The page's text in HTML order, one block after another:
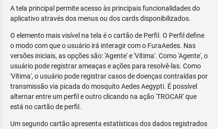
A tela principal permite acesso às principais funcionalidades do
aplicativo através dos menus ou dos cards disponibilizados.
O elemento mais visível na tela é o cartão de Perfil. O Perfil define
o modo com que o usuário irá interagir com o FuraAedes. Nas
versões iniciais, as opções são: 'Agente' e 'Vítima'. Como 'Agente', o
usuário pode registrar ameaças e ações para resolvê-las. Como
'Vítima', o usuário pode registrar casos de doenças contraídas por
transmissão via picada do mosquito Aedes Aegypti. É possível
alternar entre um perfil e outro clicando na ação 'TROCAR' que
está no cartão de perfil.
Um segundo cartão apresenta estatísticas dos dados registrados